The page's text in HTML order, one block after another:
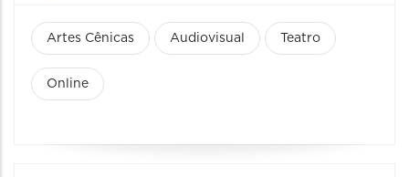
Artes Cênicas Audiovisual Teatro
Online